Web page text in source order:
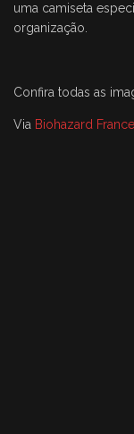
uma camiseta
organização.
Confira todas as
Via Biohazard France